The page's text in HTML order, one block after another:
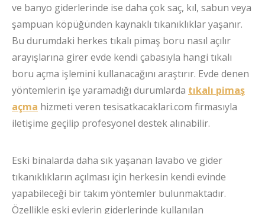
ve banyo giderlerinde ise daha çok saç, kıl, sabun veya
şampuan köpüğünden kaynaklı tıkanıklıklar yaşanır.
Bu durumdaki herkes tıkalı pimaş boru nasıl açılır
arayışlarına girer evde kendi çabasıyla hangi tıkalı
boru açma işlemini kullanacağını araştırır. Evde denen
yöntemlerin işe yaramadığı durumlarda tıkalı pimaş
açma hizmeti veren tesisatkacaklari.com firmasıyla
iletişime geçilip profesyonel destek alınabilir.
Eski binalarda daha sık yaşanan lavabo ve gider
tıkanıklıkların açılması için herkesin kendi evinde
yapabileceği bir takım yöntemler bulunmaktadır.
Özellikle eski evlerin giderlerinde kullanılan